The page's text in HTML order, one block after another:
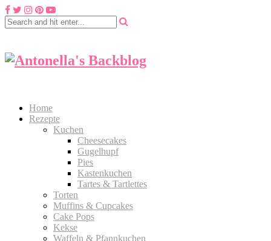
Home
Rezepte
Kuchen
Cheesecakes
Gugelhupf
Pies
Kastenkuchen
Tartes & Tartlettes
Torten
Muffins & Cupcakes
Cake Pops
Kekse
Waffeln & Pfannkuchen